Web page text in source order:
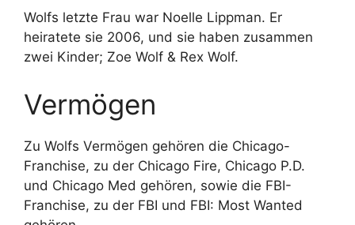
Wolfs letzte Frau war Noelle Lippman. Er
heiratete sie 2006, und sie haben zusammen
zwei Kinder; Zoe Wolf & Rex Wolf.
Vermögen
Zu Wolfs Vermögen gehören die Chicago-
Franchise, zu der Chicago Fire, Chicago P.D.
und Chicago Med gehören, sowie die FBI-
Franchise, zu der FBI und FBI: Most Wanted